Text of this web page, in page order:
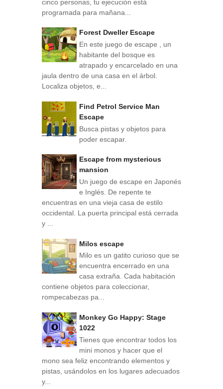
cinco personas, tu ejecución está
programada para mañana...
Forest Dweller Escape
En este juego de escape , un
habitante del bosque es
atrapado y encarcelado en una
jaula dentro de una casa en el árbol.
Localiza objetos, e...
Find Petrol Service Man
Escape
Busca pistas y objetos para
poder escapar.
Escape from mysterious
mansion
Un juego de escape en Japonés
e Inglés. De repente te
encuentras en una vieja casa de estilo
occidental. La puerta principal está cerrada
y ...
Milos escape
Milo es un gatito curioso que se
encuentra encerrado en una
casa extraña. Cada habitación
contiene objetos para coleccionar,
rompecabezas pa...
Monkey Go Happy: Stage
1022
Tienes que encontrar todos los
mini monos y hacer que el
mono sea feliz encontrando elementos y
pistas, usándolos en los lugares adecuados
y...